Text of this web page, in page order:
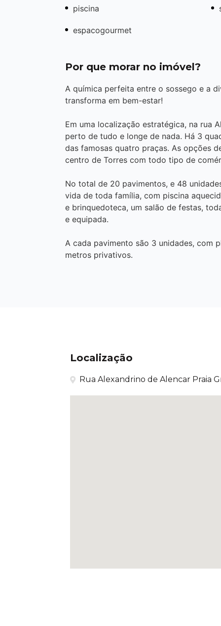
piscina
espacogourmet
Por que morar no imóvel?
A química perfeita entre o sossego e a
transforma em bem-estar!
Em uma localização estratégica, na rua
perto de tudo e longe de nada. Há 3
das famosas quatro praças. As opções
centro de Torres com todo tipo de
No total de 20 pavimentos, e 48
vida de toda família, com piscina
e brinquedoteca, um salão de festas,
e equipada.
A cada pavimento são 3 unidades, com
metros privativos.
Localização
Rua Alexandrino de Alencar Praia